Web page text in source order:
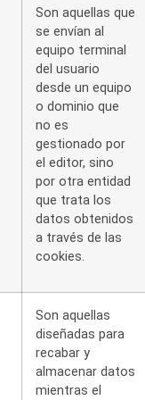
Son aquellas que
se envían al
equipo terminal
del usuario
desde un equipo
o dominio que
no es
gestionado por
el editor, sino
por otra entidad
que trata los
datos obtenidos
a través de las
cookies.
Son aquellas
diseñadas para
recabar y
almacenar datos
mientras el